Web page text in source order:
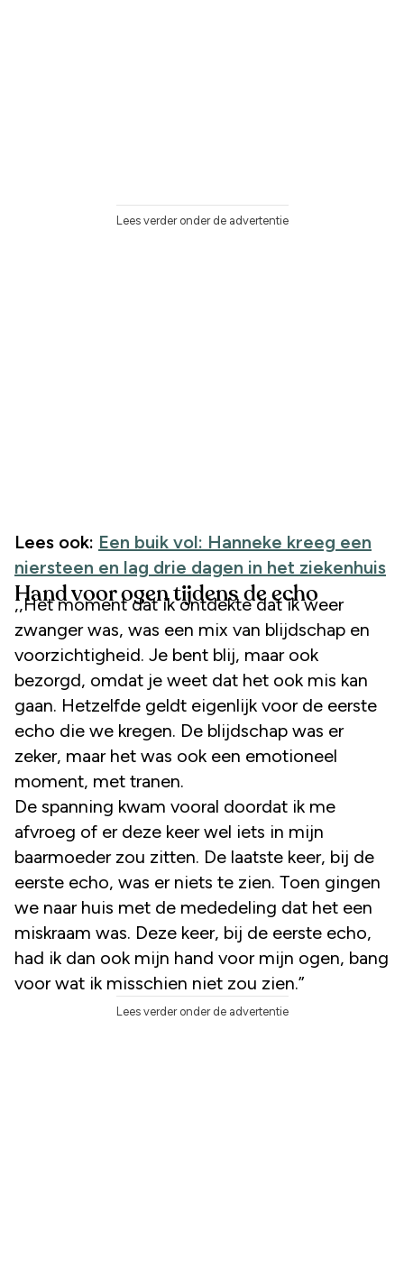
Lees verder onder de advertentie
Lees ook: Een buik vol: Hanneke kreeg een
niersteen en lag drie dagen in het ziekenhuis
Hand voor ogen tijdens de echo
,,Het moment dat ik ontdekte dat ik weer
zwanger was, was een mix van blijdschap en
voorzichtigheid. Je bent blij, maar ook
bezorgd, omdat je weet dat het ook mis kan
gaan. Hetzelfde geldt eigenlijk voor de eerste
echo die we kregen. De blijdschap was er
zeker, maar het was ook een emotioneel
moment, met tranen.
De spanning kwam vooral doordat ik me
afvroeg of er deze keer wel iets in mijn
baarmoeder zou zitten. De laatste keer, bij de
eerste echo, was er niets te zien. Toen gingen
we naar huis met de mededeling dat het een
miskraam was. Deze keer, bij de eerste echo,
had ik dan ook mijn hand voor mijn ogen, bang
voor wat ik misschien niet zou zien.”
Lees verder onder de advertentie